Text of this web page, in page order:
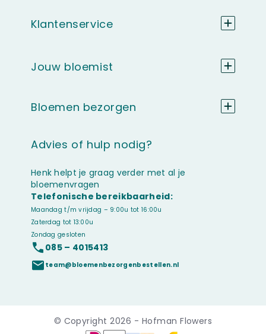
Advies of hulp nodig?
Henk helpt je graag verder met al je
bloemenvragen
Telefonische bereikbaarheid:
Maandag t/m vrijdag – 9:00u tot 16:00u
Zaterdag tot 13:00u
Zondag gesloten
085 – 4015413
team@bloemenbezorgenbestellen.nl
Klantenservice
Jouw bloemist
Bloemen bezorgen
© Copyright 2026 - Hofman Flowers